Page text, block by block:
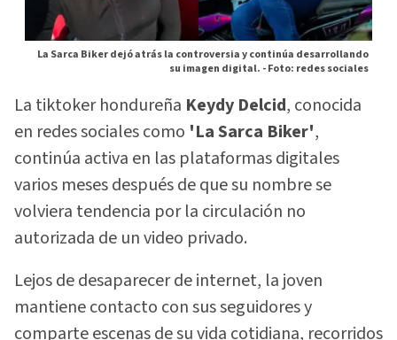
La Sarca Biker dejó atrás la controversia y continúa desarrollando
su imagen digital. -Foto: redes sociales
La tiktoker hondureña Keydy Delcid, conocida
en redes sociales como 'La Sarca Biker',
continúa activa en las plataformas digitales
varios meses después de que su nombre se
volviera tendencia por la circulación no
autorizada de un video privado.
Lejos de desaparecer de internet, la joven
mantiene contacto con sus seguidores y
comparte escenas de su vida cotidiana, recorridos